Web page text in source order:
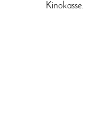
Kinokasse.